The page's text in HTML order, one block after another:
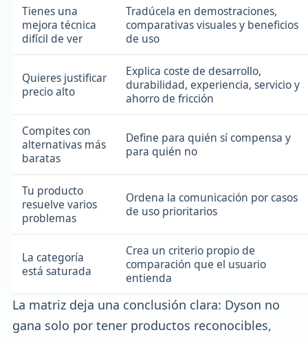
Tienes una
mejora técnica
difícil de ver
Tradúcela en demostraciones,
comparativas visuales y beneficios
de uso
Quieres justificar
precio alto
Explica coste de desarrollo,
durabilidad, experiencia, servicio y
ahorro de fricción
Compites con
alternativas más
baratas
Define para quién sí compensa y
para quién no
Tu producto
resuelve varios
problemas
Ordena la comunicación por casos
de uso prioritarios
La categoría
está saturada
Crea un criterio propio de
comparación que el usuario
entienda
La matriz deja una conclusión clara: Dyson no
gana solo por tener productos reconocibles,